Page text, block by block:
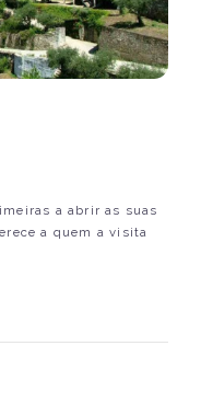
a abrir as suas
a quem a visita